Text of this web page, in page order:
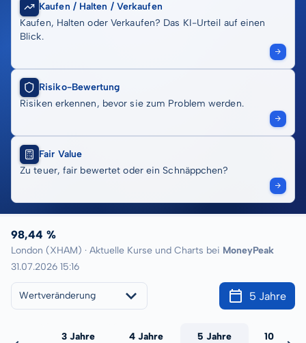
Kaufen / Halten / Verkaufen
Kaufen, Halten oder Verkaufen? Das KI-Urteil auf einen
Blick.
Risiko-Bewertung
Risiken erkennen, bevor sie zum Problem werden.
Fair Value
Zu teuer, fair bewertet oder ein Schnäppchen?
98,44 %
London (XHAM) · Aktuelle Kurse und Charts bei MoneyPeak
31.07.2026 15:16
Wertveränderung 5 Jahre
3 Jahre 4 Jahre 5 Jahre 10 Jahre